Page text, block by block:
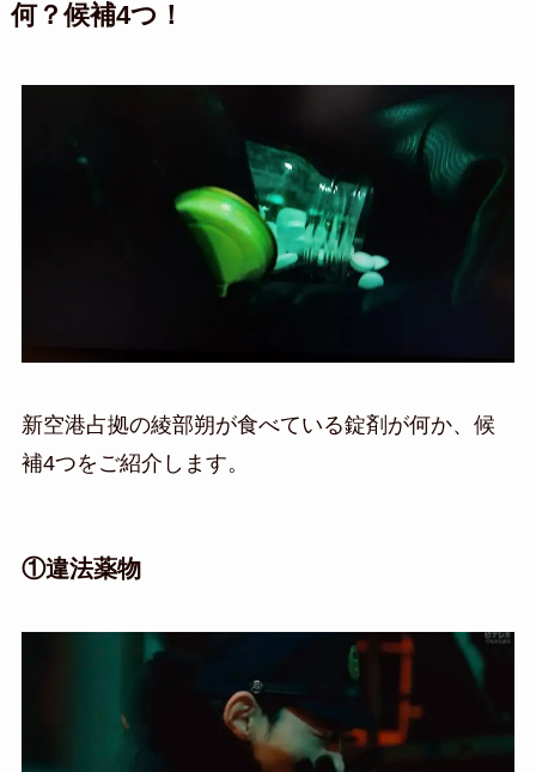
何？候補4つ！
新空港占拠の綾部朔が食べている錠剤が何か、候
補4つをご紹介します。
①違法薬物